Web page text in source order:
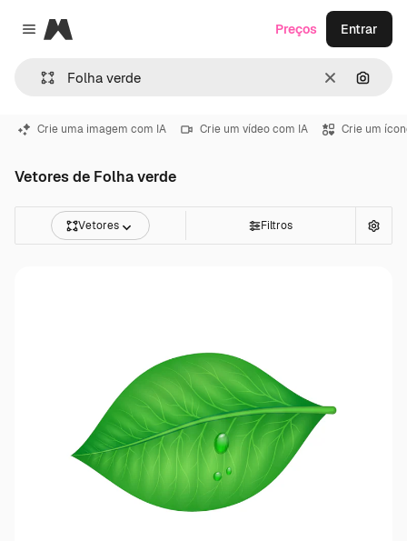
Close menu
Magnific
Limpar
Preços Entrar
Crie uma imagem com IA Crie um vídeo com IA Crie um
Vetores de Folha verde
Vetores Filtros